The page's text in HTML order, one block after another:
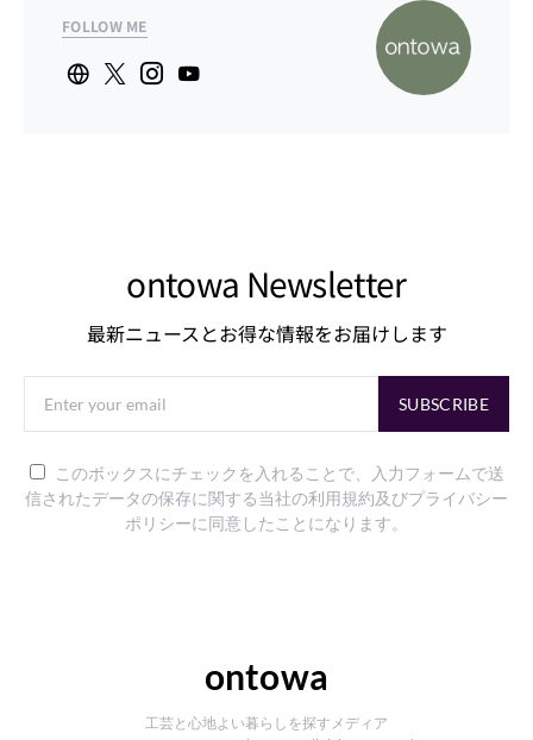
FOLLOW ME
ontowa Newsletter
最新ニュースとお得な情報をお届けします
SUBSCRIBE
このボックスにチェックを入れることで、入力フォームで送
信されたデータの保存に関する当社の利用規約及びプライバシー
ポリシーに同意したことになります。
ontowa
工芸と心地よい暮らしを探すメディア